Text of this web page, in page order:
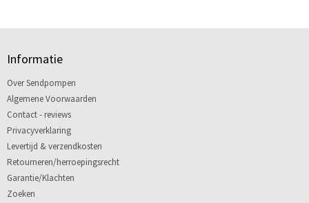
Informatie
Over Sendpompen
Algemene Voorwaarden
Contact - reviews
Privacyverklaring
Levertijd & verzendkosten
Retourneren/herroepingsrecht
Garantie/Klachten
Zoeken